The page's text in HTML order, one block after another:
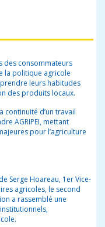
des consommateurs
la politique agricole
leurs habitudes
des produits locaux.
continuité d’un travail
AGRIPEI, mettant
pour l’agriculture
Serge Hoareau, 1er Vice-
agricoles, le second
a rassemblé une